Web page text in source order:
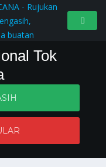
Tok
dan batin